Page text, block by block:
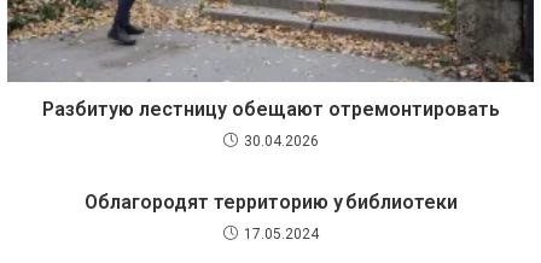
Разбитую лестницу обещают отремонтировать
30.04.2026
Облагородят территорию у библиотеки
17.05.2024